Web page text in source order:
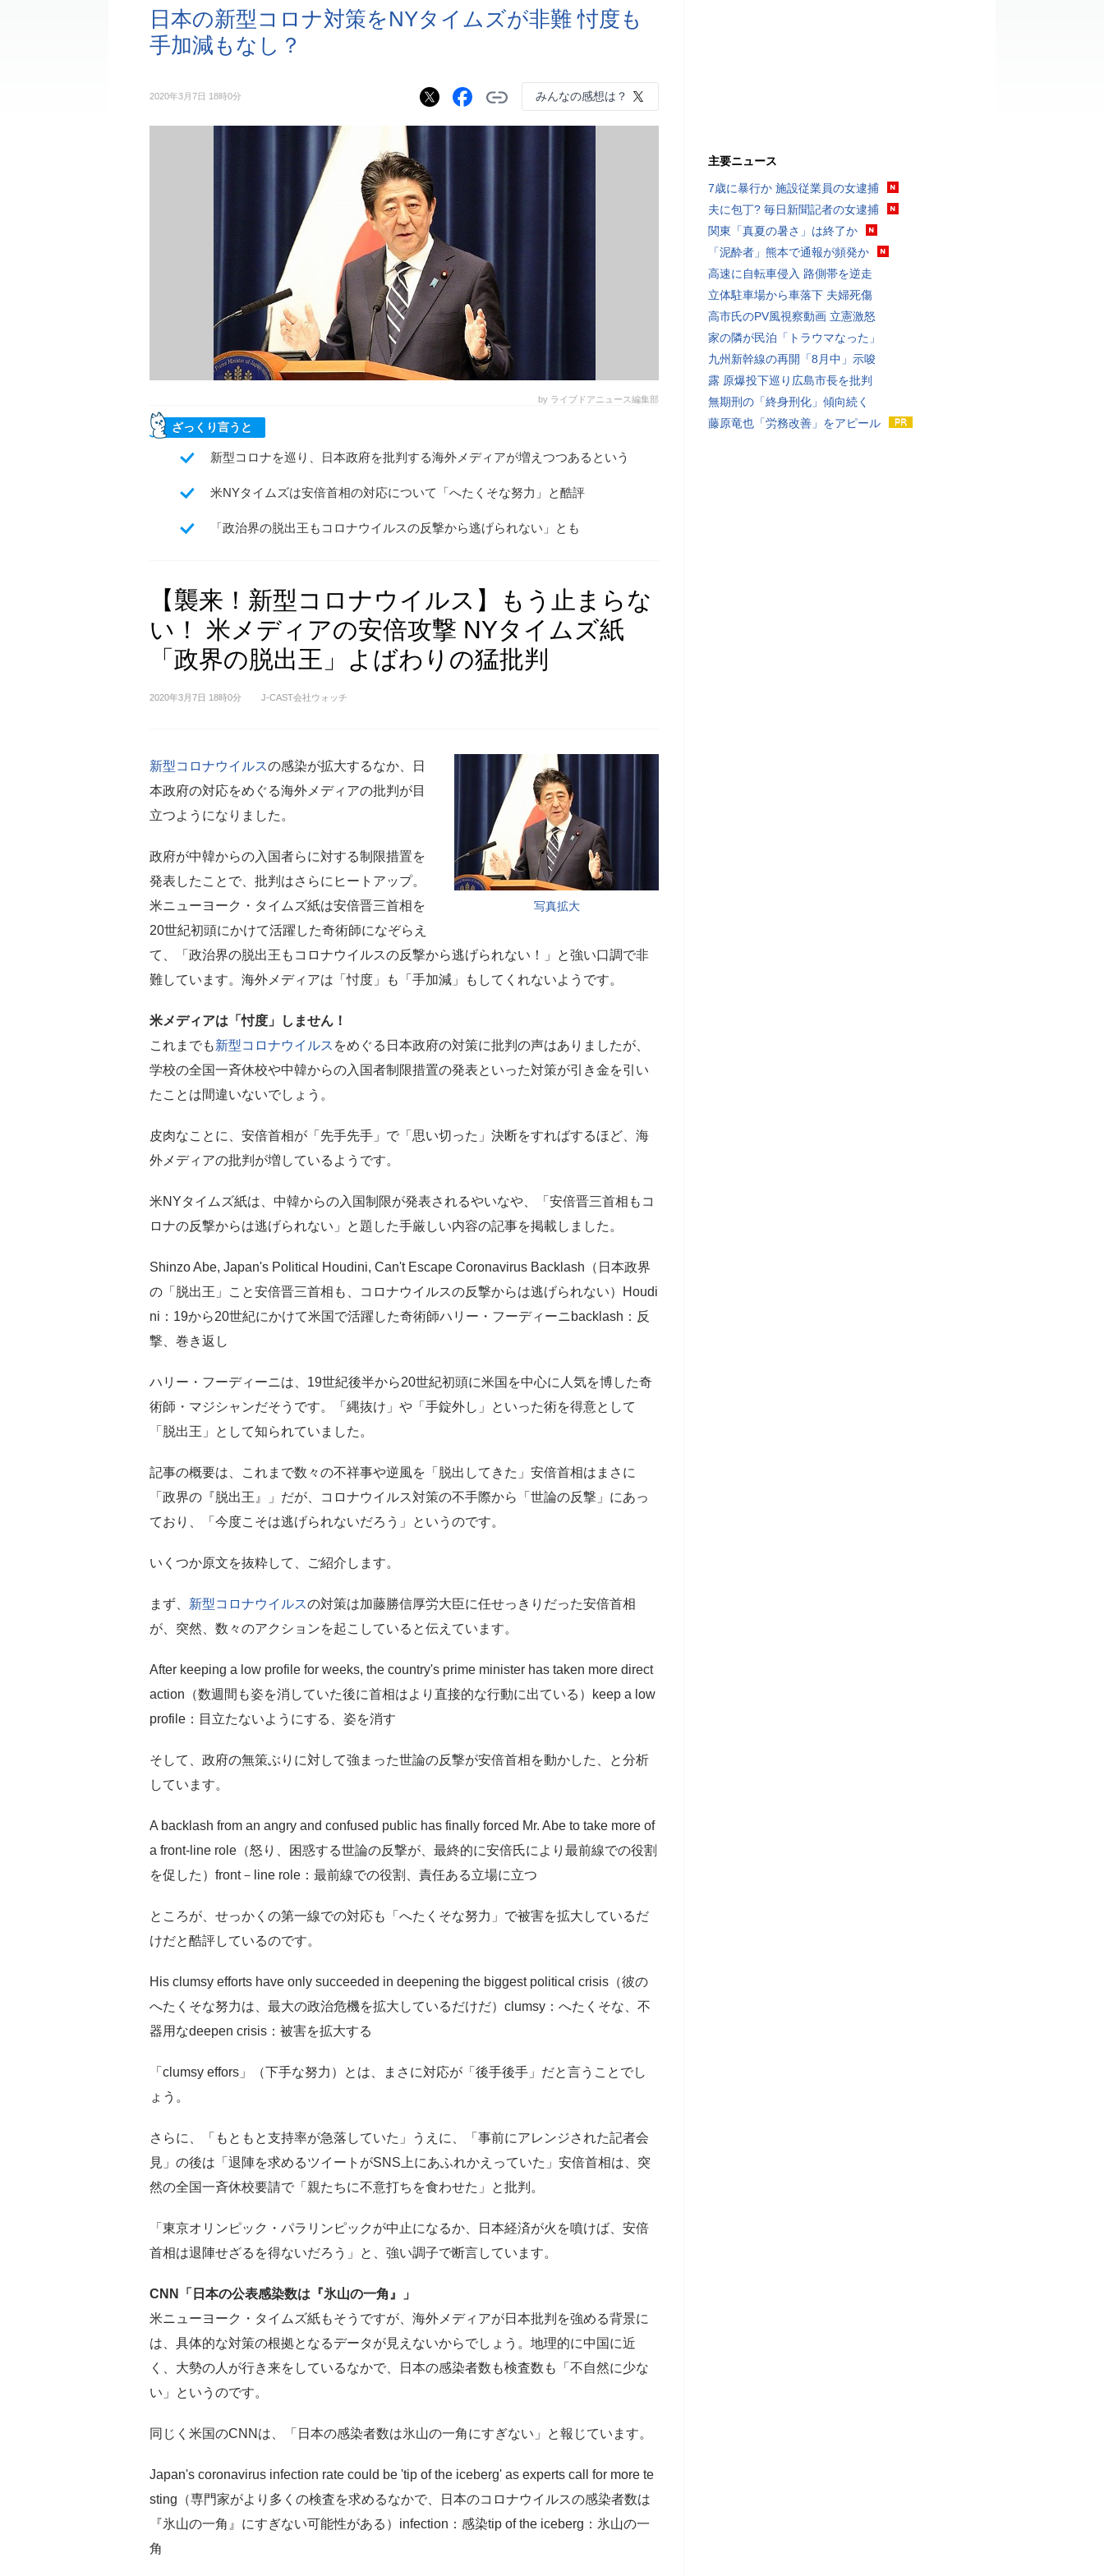
日本の新型コロナ対策をNYタイムズが非難 忖度も
手加減もなし？
2020年3月7日 18時0分 みんなの感想は？
by ライブドアニュース編集部
ざっくり言うと
新型コロナを巡り、日本政府を批判する海外メディアが増えつつあるという
米NYタイムズは安倍首相の対応について「へたくそな努力」と酷評
「政治界の脱出王もコロナウイルスの反撃から逃げられない」とも
【襲来！新型コロナウイルス】もう止まらな
い！ 米メディアの安倍攻撃 NYタイムズ紙
「政界の脱出王」よばわりの猛批判
2020年3月7日 18時0分 J-CAST会社ウォッチ
写真拡大
新型コロナウイルスの感染が拡大するなか、日
本政府の対応をめぐる海外メディアの批判が目
立つようになりました。
政府が中韓からの入国者らに対する制限措置を
発表したことで、批判はさらにヒートアップ。
米ニューヨーク・タイムズ紙は安倍晋三首相を
20世紀初頭にかけて活躍した奇術師になぞらえ
て、「政治界の脱出王もコロナウイルスの反撃から逃げられない！」と強い口調で非
難しています。海外メディアは「忖度」も「手加減」もしてくれないようです。
米メディアは「忖度」しません！
これまでも新型コロナウイルス をめぐる日本政府の対策に批判の声はありましたが、
学校の全国一斉休校や中韓からの入国者制限措置の発表といった対策が引き金を引い
たことは間違いないでしょう。
皮肉なことに、安倍首相が「先手先手」で「思い切った」決断をすればするほど、海
外メディアの批判が増しているようです。
米NYタイムズ紙は、中韓からの入国制限が発表されるやいなや、「安倍晋三首相もコ
ロナの反撃からは逃げられない」と題した手厳しい内容の記事を掲載しました。
Shinzo Abe, Japan's Political Houdini, Can't Escape Coronavirus Backlash（日本政界
の「脱出王」こと安倍晋三首相も、コロナウイルスの反撃からは逃げられない）Houdi
ni：19から20世紀にかけて米国で活躍した奇術師ハリー・フーディーニbacklash：反
撃、巻き返し
ハリー・フーディーニは、19世紀後半から20世紀初頭に米国を中心に人気を博した奇
術師・マジシャンだそうです。「縄抜け」や「手錠外し」といった術を得意として
「脱出王」として知られていました。
記事の概要は、これまで数々の不祥事や逆風を「脱出してきた」安倍首相はまさに
「政界の『脱出王』」だが、コロナウイルス対策の不手際から「世論の反撃」にあっ
ており、「今度こそは逃げられないだろう」というのです。
いくつか原文を抜粋して、ご紹介します。
まず、 新型コロナウイルスの対策は加藤勝信厚労大臣に任せっきりだった安倍首相
が、突然、数々のアクションを起こしていると伝えています。
After keeping a low profile for weeks, the country's prime minister has taken more direct
action（数週間も姿を消していた後に首相はより直接的な行動に出ている）keep a low
profile：目立たないようにする、姿を消す
そして、政府の無策ぶりに対して強まった世論の反撃が安倍首相を動かした、と分析
しています。
A backlash from an angry and confused public has finally forced Mr. Abe to take more of
a front-line role（怒り、困惑する世論の反撃が、最終的に安倍氏により最前線での役割
を促した）front－line role：最前線での役割、責任ある立場に立つ
ところが、せっかくの第一線での対応も「へたくそな努力」で被害を拡大しているだ
けだと酷評しているのです。
His clumsy efforts have only succeeded in deepening the biggest political crisis（彼の
へたくそな努力は、最大の政治危機を拡大しているだけだ）clumsy：へたくそな、不
器用なdeepen crisis：被害を拡大する
「clumsy effors」（下手な努力）とは、まさに対応が「後手後手」だと言うことでし
ょう。
さらに、「もともと支持率が急落していた」うえに、「事前にアレンジされた記者会
見」の後は「退陣を求めるツイートがSNS上にあふれかえっていた」安倍首相は、突
然の全国一斉休校要請で「親たちに不意打ちを食わせた」と批判。
「東京オリンピック・パラリンピックが中止になるか、日本経済が火を噴けば、安倍
首相は退陣せざるを得ないだろう」と、強い調子で断言しています。
CNN「日本の公表感染数は『氷山の一角』」
米ニューヨーク・タイムズ紙もそうですが、海外メディアが日本批判を強める背景に
は、具体的な対策の根拠となるデータが見えないからでしょう。地理的に中国に近
く、大勢の人が行き来をしているなかで、日本の感染者数も検査数も「不自然に少な
い」というのです。
同じく米国のCNNは、「日本の感染者数は氷山の一角にすぎない」と報じています。
Japan's coronavirus infection rate could be 'tip of the iceberg' as experts call for more te
sting（専門家がより多くの検査を求めるなかで、日本のコロナウイルスの感染者数は
『氷山の一角』にすぎない可能性がある）infection：感染tip of the iceberg：氷山の一
角
主要ニュース
7歳に暴行か 施設従業員の女逮捕
夫に包丁? 毎日新聞記者の女逮捕
関東「真夏の暑さ」は終了か
「泥酔者」熊本で通報が頻発か
高速に自転車侵入 路側帯を逆走
立体駐車場から車落下 夫婦死傷
高市氏のPV風視察動画 立憲激怒
家の隣が民泊「トラウマなった」
九州新幹線の再開「8月中」示唆
露 原爆投下巡り広島市長を批判
無期刑の「終身刑化」傾向続く
藤原竜也「労務改善」をアピール